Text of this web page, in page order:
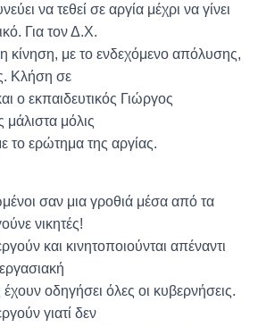
να τεθεί σε αργία μέχρι να γίνει
Για τον Δ.Χ.
κίνηση, με το ενδεχόμενο απόλυσης,
Κλήση σε
ο εκπαιδευτικός Γιώργος
μόλις
το ερώτημα της αργίας.
σαν μια γροθιά μέσα από τα
νικητές!
και κινητοποιούνται απέναντι
οδηγήσει όλες οι κυβερνήσεις.
γιατί δεν